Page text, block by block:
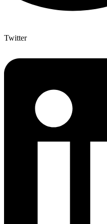
Twitter